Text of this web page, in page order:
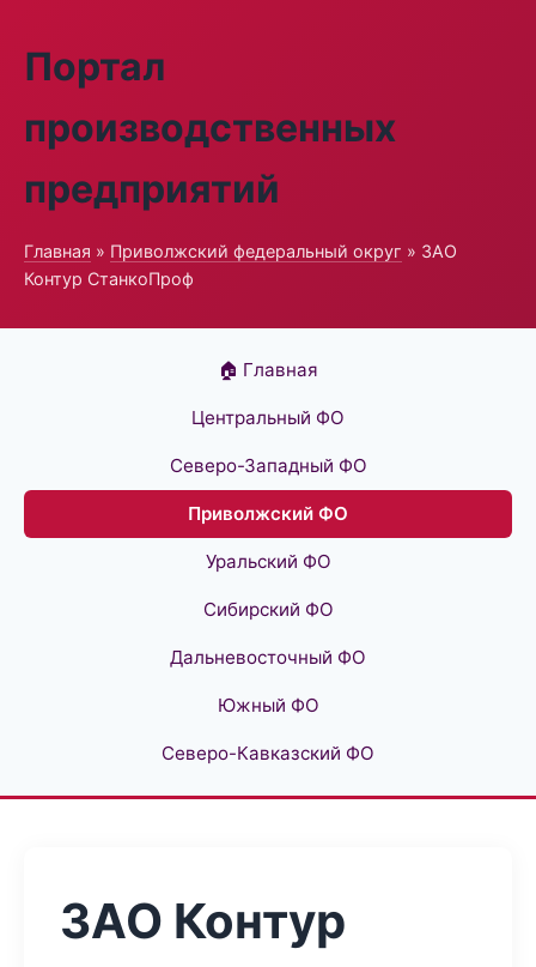
Портал
производственных
предприятий
Главная » Приволжский федеральный округ » ЗАО
Контур СтанкоПроф
🏠 Главная
Центральный ФО
Северо-Западный ФО
Приволжский ФО
Уральский ФО
Сибирский ФО
Дальневосточный ФО
Южный ФО
Северо-Кавказский ФО
ЗАО Контур